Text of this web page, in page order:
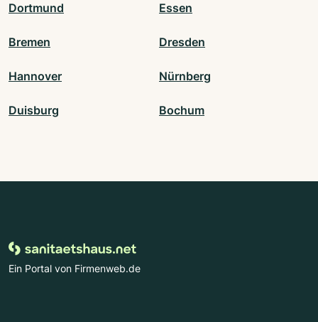
Dortmund Essen
Bremen Dresden
Hannover Nürnberg
Duisburg Bochum
Ein Portal von Firmenweb.de